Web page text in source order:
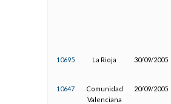
10695 La Rioja 30/09/2005
10647
Comunidad
Valenciana
20/09/2005